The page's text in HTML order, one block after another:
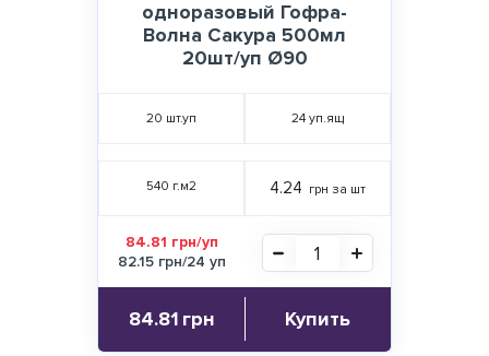
одноразовый Гофра-
Волна Сакура 500мл
20шт/уп Ø90
20 шт.уп 24 уп.ящ
540 г.м2 4.24 грн за шт
84.81 грн/уп
82.15 грн/24 уп
84.81 грн Купить